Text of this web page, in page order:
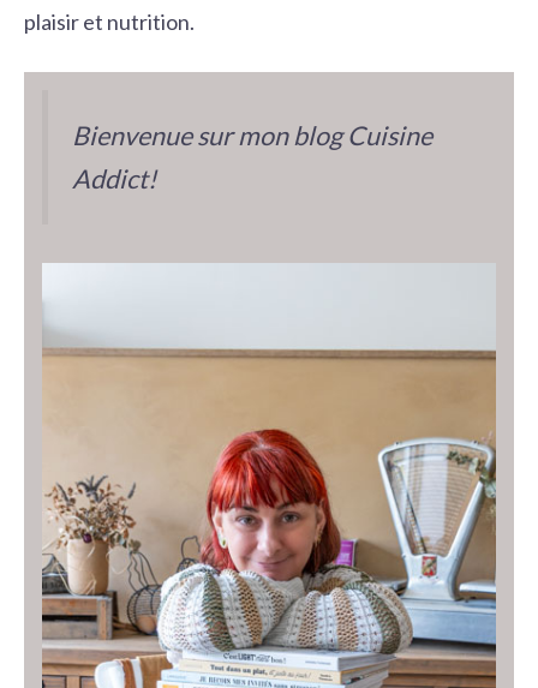
plaisir et nutrition.
Bienvenue sur mon blog Cuisine
Addict!